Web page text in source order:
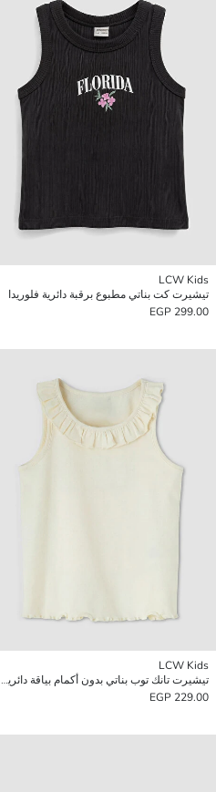
LCW Kids
تيشيرت كت بناتي مطبوع برقبة دائرية فلوريدا
299.00 EGP
LCW Kids
تيشيرت تانك توب بناتي بدون أكمام بياقة دائرية بكشكشة
229.00 EGP